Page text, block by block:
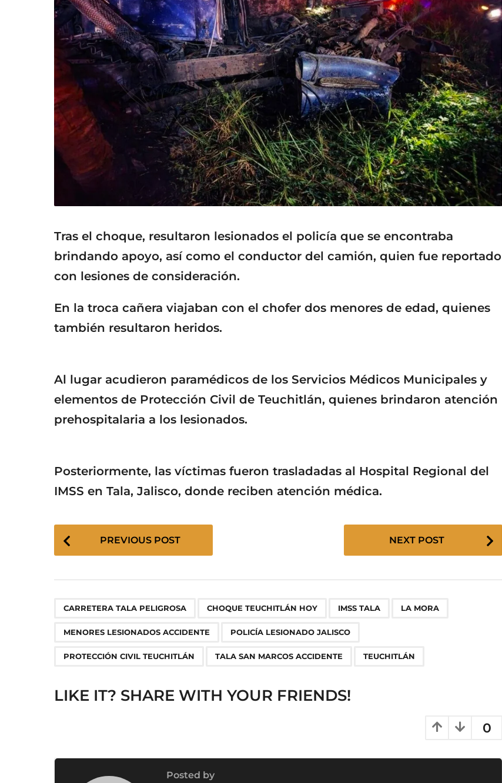
Tras el choque, resultaron lesionados el policía que se encontraba
brindando apoyo, así como el conductor del camión, quien fue reportado
con lesiones de consideración.
En la troca cañera viajaban con el chofer dos menores de edad, quienes
también resultaron heridos.
Al lugar acudieron paramédicos de los Servicios Médicos Municipales y
elementos de Protección Civil de Teuchitlán, quienes brindaron atención
prehospitalaria a los lesionados.
Posteriormente, las víctimas fueron trasladadas al Hospital Regional del
IMSS en Tala, Jalisco, donde reciben atención médica.
P
t
i
PREVIOUS POST NEXT POST
CARRETERA TALA PELIGROSA CHOQUE TEUCHITLÁN HOY IMSS TALA LA MORA
MENORES LESIONADOS ACCIDENTE POLICÍA LESIONADO JALISCO
PROTECCIÓN CIVIL TEUCHITLÁN TALA SAN MARCOS ACCIDENTE TEUCHITLÁN
LIKE IT? SHARE WITH YOUR FRIENDS!
0
Posted by